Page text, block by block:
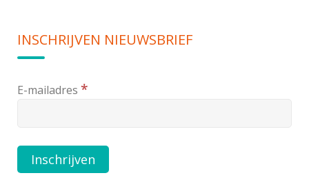
INSCHRIJVEN NIEUWSBRIEF
E-mailadres *